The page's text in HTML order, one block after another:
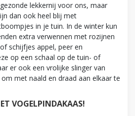
lekkernij voor ons, maar
dan ook heel blij met
in je tuin. In de winter kun
extra verwennen met rozijnen
schijfjes appel, peer en
op een schaal op de tuin- of
er ook een vrolijke slinger van
met naald en draad aan elkaar te
VOGELPINDAKAAS!